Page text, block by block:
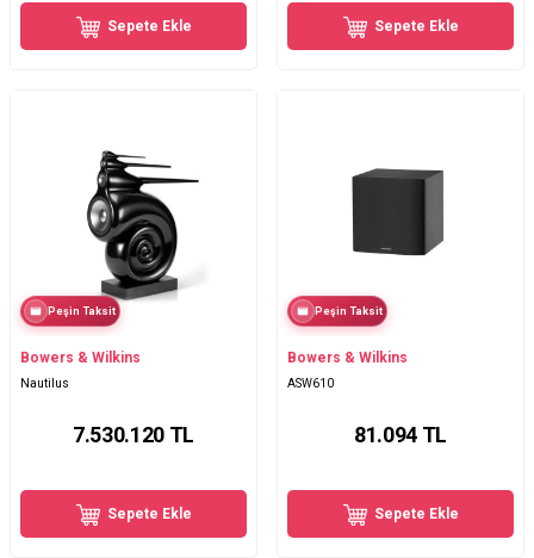
Sepete Ekle Sepete Ekle
Peşin Taksit
Bowers & Wilkins
Nautilus
7.530.120TL
Sepete Ekle
Peşin Taksit
Bowers & Wilkins
ASW610
81.094TL
Sepete Ekle